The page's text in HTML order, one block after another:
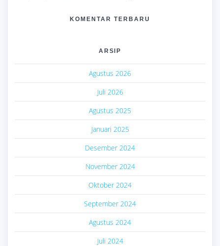
KOMENTAR TERBARU
ARSIP
Agustus 2026
Juli 2026
Agustus 2025
Januari 2025
Desember 2024
November 2024
Oktober 2024
September 2024
Agustus 2024
Juli 2024